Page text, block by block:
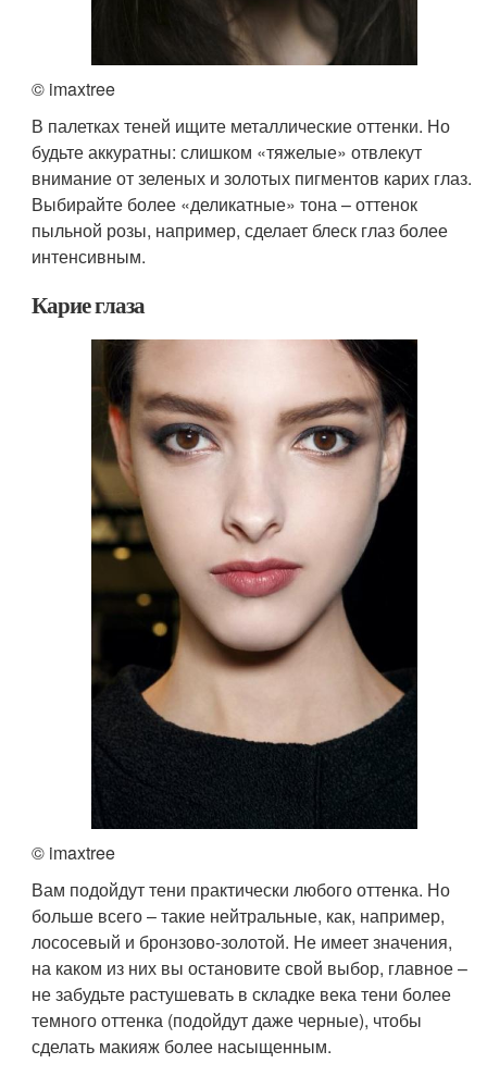
© imaxtree
В палетках теней ищите металлические оттенки. Но
будьте аккуратны: слишком «тяжелые» отвлекут
внимание от зеленых и золотых пигментов карих глаз.
Выбирайте более «деликатные» тона – оттенок
пыльной розы, например, сделает блеск глаз более
интенсивным.
Карие глаза
© imaxtree
Вам подойдут тени практически любого оттенка. Но
больше всего – такие нейтральные, как, например,
лососевый и бронзово-золотой. Не имеет значения,
на каком из них вы остановите свой выбор, главное –
не забудьте растушевать в складке века тени более
темного оттенка (подойдут даже черные), чтобы
сделать макияж более насыщенным.